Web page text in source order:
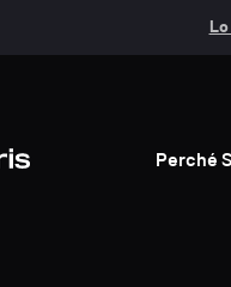
Perché